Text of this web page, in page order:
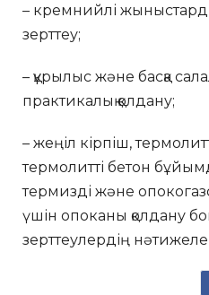
– кремнийлі
зерттеу;
– құрылыс және басқа
практикалық қолдану;
– жеңіл кірпіш,
термолитті бетон
термизді және
үшін опоканы қолдану
зерттеулердің